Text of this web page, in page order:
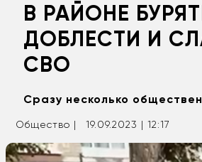
В РАЙОНЕ
ДОБЛЕСТИ И
СВО
Сразу несколько
Общество | 19.09.2023 | 12:17